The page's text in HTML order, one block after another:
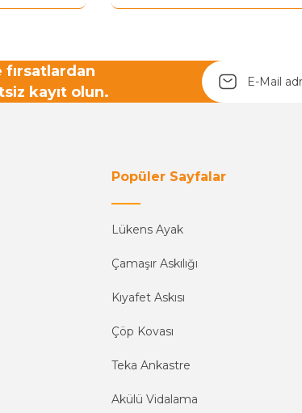
kayıt olun.
Popüler Sayfalar
Lükens Ayak
Çamaşır Askılığı
Kıyafet Askısı
Çöp Kovası
Teka Ankastre
Akülü Vidalama